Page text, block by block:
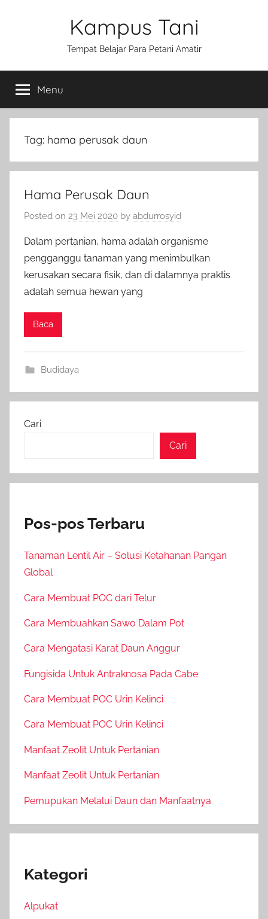
Kampus Tani
Tempat Belajar Para Petani Amatir
Menu
Tag: hama perusak daun
Hama Perusak Daun
Posted on 23 Mei 2020 by abdurrosyid
Dalam pertanian, hama adalah organisme
pengganggu tanaman yang menimbulkan
kerusakan secara fisik, dan di dalamnya praktis
adalah semua hewan yang
Baca
Budidaya
Cari
Cari
Pos-pos Terbaru
Tanaman Lentil Air – Solusi Ketahanan Pangan
Global
Cara Membuat POC dari Telur
Cara Membuahkan Sawo Dalam Pot
Cara Mengatasi Karat Daun Anggur
Fungisida Untuk Antraknosa Pada Cabe
Cara Membuat POC Urin Kelinci
Cara Membuat POC Urin Kelinci
Manfaat Zeolit Untuk Pertanian
Manfaat Zeolit Untuk Pertanian
Pemupukan Melalui Daun dan Manfaatnya
Kategori
Alpukat